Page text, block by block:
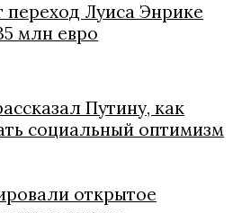
переход Луиса Энрике
млн евро
Путину, как
социальный оптимизм
открытое